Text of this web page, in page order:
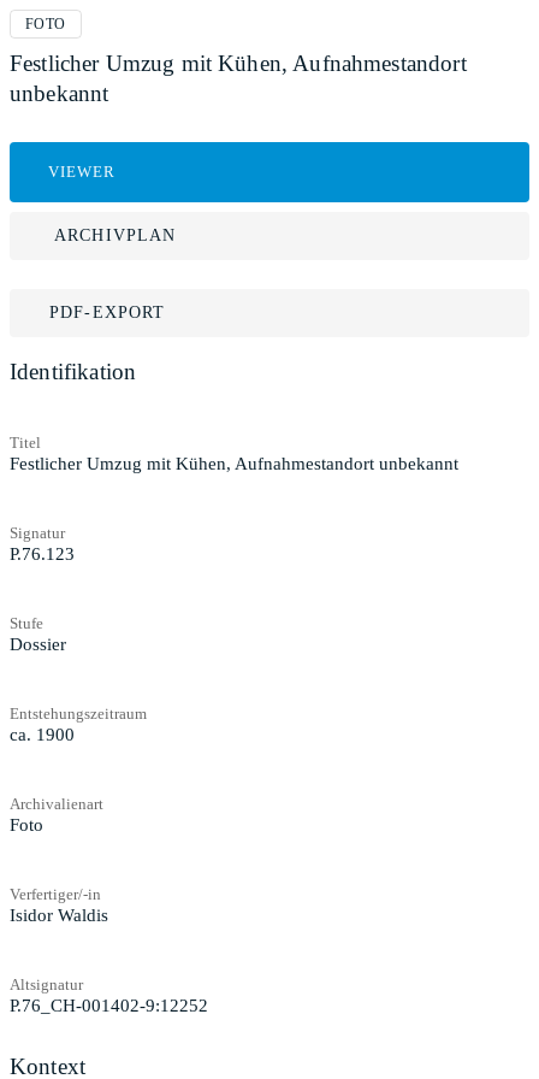
FOTO
Festlicher Umzug mit Kühen, Aufnahmestandort
unbekannt
VIEWER
ARCHIVPLAN
PDF-EXPORT
Identifikation
Titel
Festlicher Umzug mit Kühen, Aufnahmestandort unbekannt
Signatur
P.76.123
Stufe
Dossier
Entstehungszeitraum
ca. 1900
Archivalienart
Foto
Verfertiger/-in
Isidor Waldis
Altsignatur
P.76_CH-001402-9:12252
Kontext